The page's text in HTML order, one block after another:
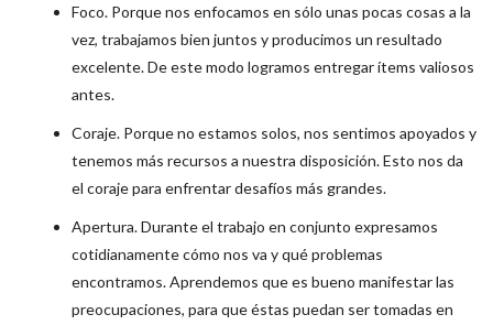
Foco. Porque nos enfocamos en sólo unas pocas cosas a la
vez, trabajamos bien juntos y producimos un resultado
excelente. De este modo logramos entregar ítems valiosos
antes.
Coraje. Porque no estamos solos, nos sentimos apoyados y
tenemos más recursos a nuestra disposición. Esto nos da
el coraje para enfrentar desafíos más grandes.
Apertura. Durante el trabajo en conjunto expresamos
cotidianamente cómo nos va y qué problemas
encontramos. Aprendemos que es bueno manifestar las
preocupaciones, para que éstas puedan ser tomadas en